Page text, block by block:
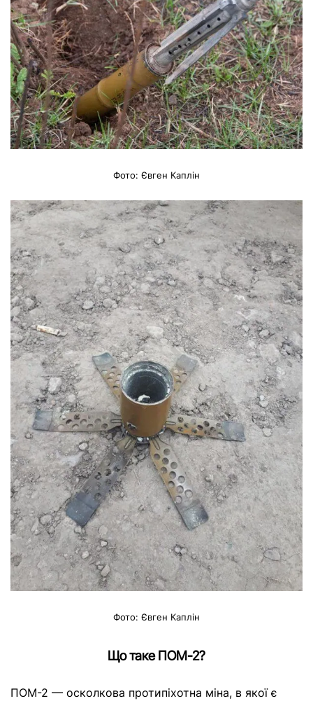
Фото: Євген Каплін
Фото: Євген Каплін
Що таке ПОМ-2?
ПОМ-2 — осколкова протипіхотна міна, в якої є